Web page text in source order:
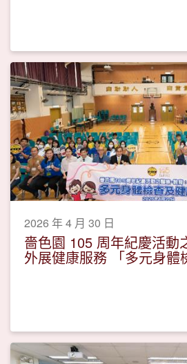
2026 年 4 月 30 日
嗇色園 105 周年紀慶活動
外展健康服務 「多元身體